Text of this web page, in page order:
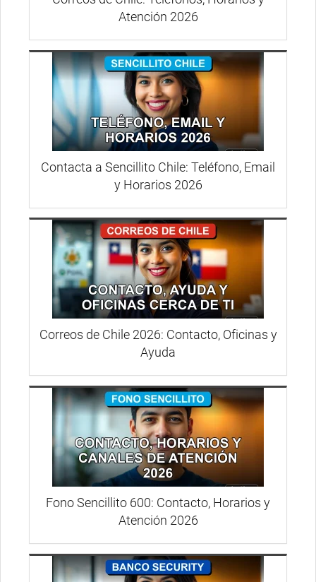
Atención 2026
Contacta a Sencillito Chile: Teléfono, Email
y Horarios 2026
Correos de Chile 2026: Contacto, Oficinas y
Ayuda
Fono Sencillito 600: Contacto, Horarios y
Atención 2026